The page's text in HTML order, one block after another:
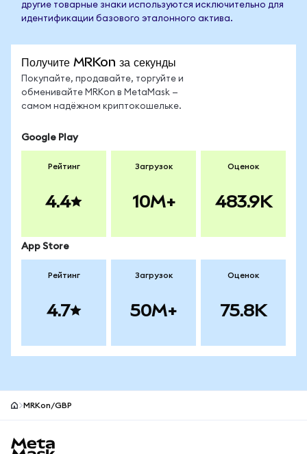
другие товарные знаки используются исключительно для
идентификации базового эталонного актива.
Получите MRKon за секунды
Покупайте, продавайте, торгуйте и
обменивайте MRKon в MetaMask —
самом надёжном криптокошельке.
Google Play
Рейтинг
4.4
Загрузок
10M+
Оценок
483.9K
App Store
Рейтинг
4.7
Загрузок
50M+
Оценок
75.8K
MRKon/GBP